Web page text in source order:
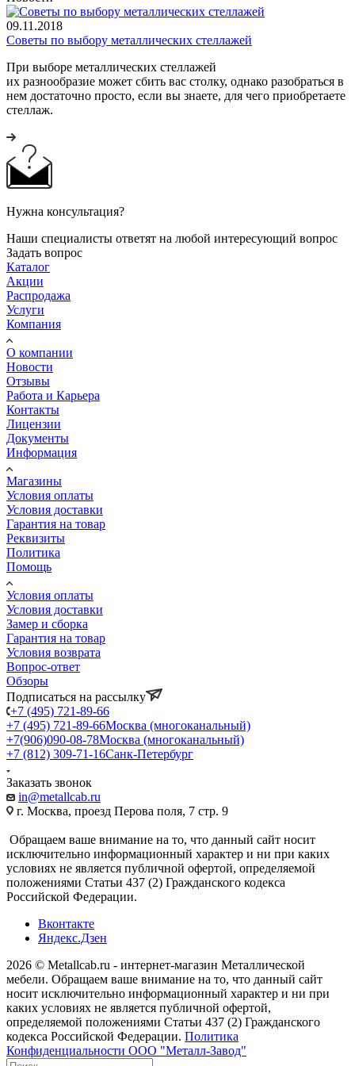
09.11.2018
Советы по выбору металлических стеллажей
При выборе металлических стеллажей
их разнообразие может сбить вас столку, однако разобраться в
нем достаточно просто, если вы знаете, для чего приобретаете
стеллаж.
Нужна консультация?
Наши специалисты ответят на любой интересующий вопрос
Задать вопрос
Каталог
Акции
Распродажа
Услуги
Компания
О компании
Новости
Отзывы
Работа и Карьера
Контакты
Лицензии
Документы
Информация
Магазины
Условия оплаты
Условия доставки
Гарантия на товар
Реквизиты
Политика
Помощь
Условия оплаты
Условия доставки
Замер и сборка
Гарантия на товар
Условия возврата
Вопрос-ответ
Обзоры
Подписаться на рассылку
+7 (495) 721-89-66
+7 (495) 721-89-66Москва (многоканальный)
+7(906)090-08-78Москва (многоканальный)
+7 (812) 309-71-16Санк-Петербург
Заказать звонок
in@metallcab.ru
г. Москва, проезд Перова поля, 7 стр. 9
Обращаем ваше внимание на то, что данный сайт носит
исключительно информационный характер и ни при каких
условиях не является публичной офертой, определяемой
положениями Статьи 437 (2) Гражданского кодекса
Российской Федерации.
Вконтакте
Яндекс.Дзен
2026 © Metallcab.ru - интернет-магазин Металлической
мебели. Обращаем ваше внимание на то, что данный сайт
носит исключительно информационный характер и ни при
каких условиях не является публичной офертой,
определяемой положениями Статьи 437 (2) Гражданского
кодекса Российской Федерации. Политика
Конфиденциальности ООО "Металл-Завод"